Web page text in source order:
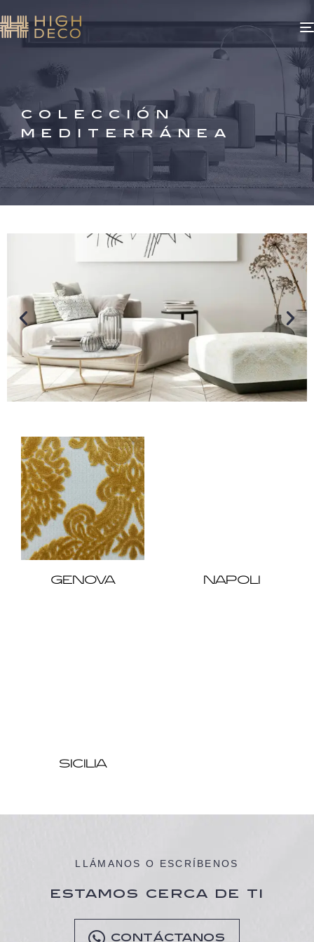
COLECCIÓN
MEDITERRÁNEA
GENOVA NAPOLI
SICILIA
LLÁMANOS O ESCRÍBENOS
ESTAMOS CERCA DE TI
CONTÁCTANOS